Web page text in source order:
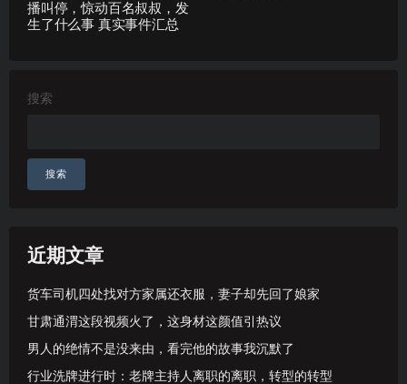
播叫停，惊动百名叔叔，发
生了什么事 真实事件汇总
搜索
搜索
近期文章
货车司机四处找对方家属还衣服，妻子却先回了娘家
甘肃通渭这段视频火了，这身材这颜值引热议
男人的绝情不是没来由，看完他的故事我沉默了
行业洗牌进行时：老牌主持人离职的离职，转型的转型